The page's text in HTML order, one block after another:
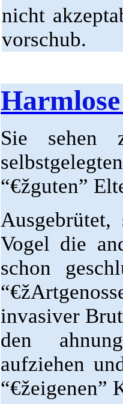
nicht
vorschub.
Sie sehen
“€žguten”
Ausgebrütet,
Vogel die
schon
invasiver
den
aufziehen
“€žeigenen”